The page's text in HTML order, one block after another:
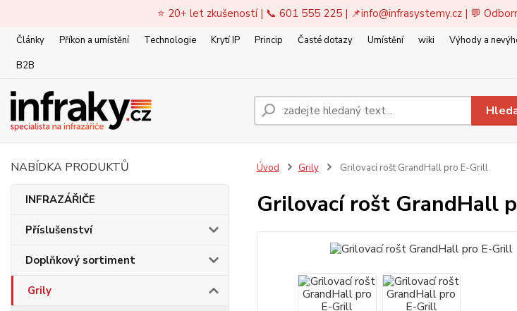
⭐ 20+ let zkušeností | 📞 601 555 225 | 📌info@infrasystemy.cz| 💬
Články Příkon a umístění Technologie Krytí IP Princip Časté dotazy Umístění wiki Výhody a
B2B
NABÍDKA PRODUKTŮ
INFRAZÁŘIČE
Příslušenství
Doplňkový sortiment
Grily
Úvod Grily Grilovací rošt GrandHall pro E-Grill
Grilovací rošt GrandHall